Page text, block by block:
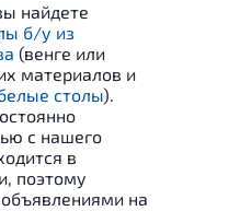
найдете
б/у из
(венге или
материалов и
столы).
с нашего
в
поэтому
на